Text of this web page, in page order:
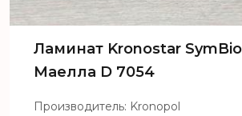
Ламинат Kronostar
Маелла D 7054
Производитель: Kronopol